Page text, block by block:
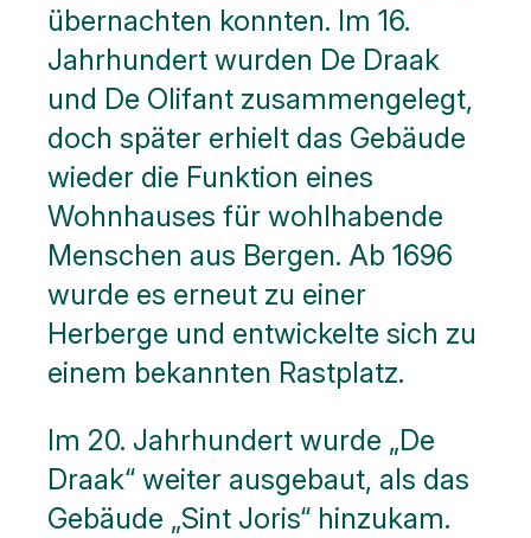
übernachten konnten. Im 16.
Jahrhundert wurden De Draak
und De Olifant zusammengelegt,
doch später erhielt das Gebäude
wieder die Funktion eines
Wohnhauses für wohlhabende
Menschen aus Bergen. Ab 1696
wurde es erneut zu einer
Herberge und entwickelte sich zu
einem bekannten Rastplatz.
Im 20. Jahrhundert wurde „De
Draak“ weiter ausgebaut, als das
Gebäude „Sint Joris“ hinzukam.